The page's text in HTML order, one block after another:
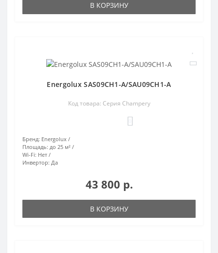
В КОРЗИНУ
Energolux SAS09CH1-A/SAU09CH1-A
Код товара: Серия Champery
Бренд: Energolux
Площадь: до 25 м²
Wi-Fi: Нет
Инвертор: Да
43 800 р.
В КОРЗИНУ